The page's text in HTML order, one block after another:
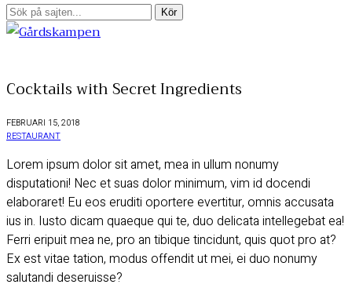
Cocktails with Secret Ingredients
FEBRUARI 15, 2018
RESTAURANT
Lorem ipsum dolor sit amet, mea in ullum nonumy
disputationi! Nec et suas dolor minimum, vim id docendi
elaboraret! Eu eos eruditi oportere evertitur, omnis accusata
ius in. Iusto dicam quaeque qui te, duo delicata intellegebat ea!
Ferri eripuit mea ne, pro an tibique tincidunt, quis quot pro at?
Ex est vitae tation, modus offendit ut mei, ei duo nonumy
salutandi deseruisse?